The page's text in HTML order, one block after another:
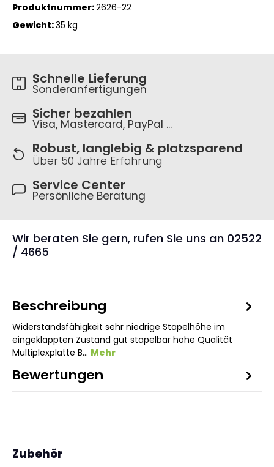
Produktnummer:2626-22
Gewicht:35 kg
Schnelle Lieferung
Sonderanfertigungen
Sicher bezahlen
Visa, Mastercard, PayPal ...
Robust, langlebig & platzsparend
Über 50 Jahre Erfahrung
Service Center
Persönliche Beratung
Wir beraten Sie gern, rufen Sie uns an 02522
/ 4665
Beschreibung
Widerstandsfähigkeit sehr niedrige Stapelhöhe im
eingeklappten Zustand gut stapelbar hohe Qualität
Multiplexplatte B… Mehr
Bewertungen
Produktgalerie überspringen
Zubehör